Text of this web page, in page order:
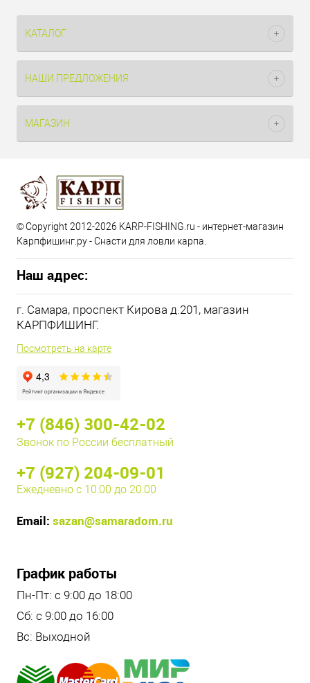
КАТАЛОГ
НАШИ ПРЕДЛОЖЕНИЯ
МАГАЗИН
© Copyright 2012-2026 KARP-FISHING.ru - интернет-магазин
Карпфишинг.ру - Снасти для ловли карпа.
Наш адрес:
г. Самара, проспект Кирова д.201, магазин
КАРПФИШИНГ.
Посмотреть на карте
+7 (846) 300-42-02
Звонок по России бесплатный
+7 (927) 204-09-01
Ежедневно с 10:00 до 20:00
Email: sazan@samaradom.ru
График работы
Пн-Пт: с 9:00 до 18:00
Сб: с 9:00 до 16:00
Вс: Выходной